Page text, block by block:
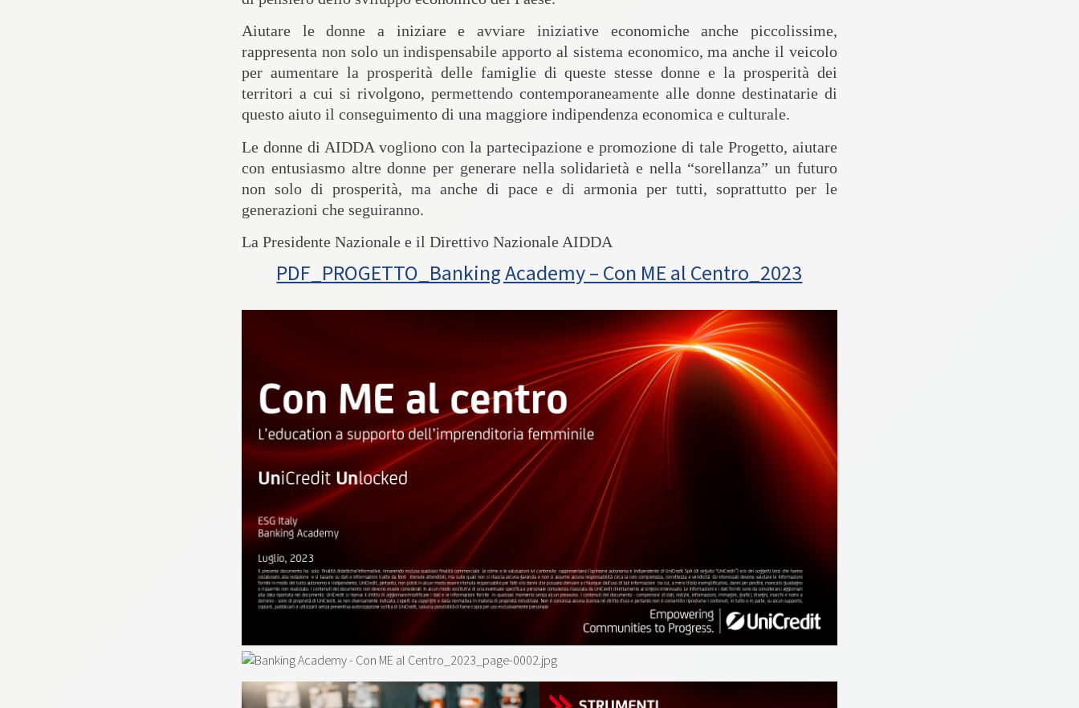
Aiutare le donne a iniziare e avviare iniziative economicheanche piccolissime,
rappresenta non solo un indispensabile apporto al sistema economico, ma anche il veicolo
per aumentare la prosperità delle famiglie di queste stesse donne e la prosperità dei
territori a cui si rivolgono, permettendo contemporaneamente alle donne destinatarie di
questo aiuto il conseguimento di una maggiore indipendenza economica e culturale.
Ledonne di AIDDA vogliono con la partecipazione e promozione di tale Progetto, aiutare
con entusiasmo altre donne per generare nella solidarietà e nella “sorellanza” un futuro
non solo di prosperità, ma anche di pace e di armonia per tutti, soprattutto per le
generazioni che seguiranno.
La Presidente Nazionale e il Direttivo Nazionale AIDDA
PDF_PROGETTO_Banking Academy – Con ME al Centro_2023